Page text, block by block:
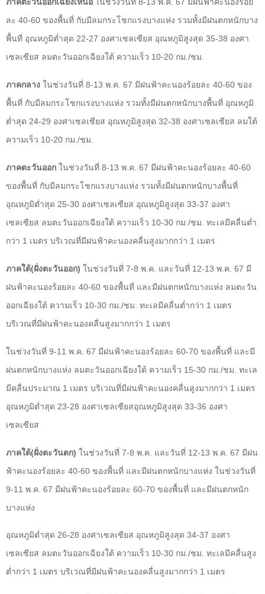
ภาคตะวันออกเฉียงเหนือ ในช่วงวันที่ 8-13 พ.ค. 67 มีฝนฟ้าคะนองร้อย
ละ 40-60 ของพื้นที่ กับมีลมกระโชกแรงบางแห่ง รวมทั้งมีฝนตกหนักบาง
พื้นที่ อุณหภูมิต่ำสุด 22-27 องศาเซลเซียส อุณหภูมิสูงสุด 35-38 องศา
เซลเซียส ลมตะวันออกเฉียงใต้ ความเร็ว 10-20 กม./ชม.
ภาคกลาง ในช่วงวันที่ 8-13 พ.ค. 67 มีฝนฟ้าคะนองร้อยละ 40-60 ของ
พื้นที่ กับมีลมกระโชกแรงบางแห่ง รวมทั้งมีฝนตกหนักบางพื้นที่ อุณหภูมิ
ต่ำสุด 24-29 องศาเซลเซียส อุณหภูมิสูงสุด 32-38 องศาเซลเซียส ลมใต้
ความเร็ว 10-20 กม./ชม.
ภาคตะวันออก ในช่วงวันที่ 8-13 พ.ค. 67 มีฝนฟ้าคะนองร้อยละ 40-60
ของพื้นที่ กับมีลมกระโชกแรงบางแห่ง รวมทั้งมีฝนตกหนักบางพื้นที่
อุณหภูมิต่ำสุด 25-30 องศาเซลเซียส อุณหภูมิสูงสุด 33-37 องศา
เซลเซียส ลมตะวันออกเฉียงใต้ ความเร็ว 10-30 กม./ชม. ทะเลมีคลื่นต่ำ
กว่า 1 เมตร บริเวณที่มีฝนฟ้าคะนองคลื่นสูงมากกว่า 1 เมตร
ภาคใต้(ฝั่งตะวันออก) ในช่วงวันที่ 7-8 พ.ค. และวันที่ 12-13 พ.ค. 67 มี
ฝนฟ้าคะนองร้อยละ 40-60 ของพื้นที่ และมีฝนตกหนักบางแห่ง ลมตะวัน
ออกเฉียงใต้ ความเร็ว 10-30 กม./ชม. ทะเลมีคลื่นต่ำกว่า 1 เมตร
บริเวณที่มีฝนฟ้าคะนองคลื่นสูงมากกว่า 1 เมตร
ในช่วงวันที่ 9-11 พ.ค. 67 มีฝนฟ้าคะนองร้อยละ 60-70 ของพื้นที่ และมี
ฝนตกหนักบางแห่ง ลมตะวันออกเฉียงใต้ ความเร็ว 15-30 กม./ชม. ทะเล
มีคลื่นประมาณ 1 เมตร บริเวณที่มีฝนฟ้าคะนองคลื่นสูงมากกว่า 1 เมตร
อุณหภูมิต่ำสุด 23-28 องศาเซลเซียสอุณหภูมิสูงสุด 33-36 องศา
เซลเซียส
ภาคใต้(ฝั่งตะวันตก) ในช่วงวันที่ 7-8 พ.ค. และวันที่ 12-13 พ.ค. 67 มีฝน
ฟ้าคะนองร้อยละ 40-60 ของพื้นที่ และมีฝนตกหนักบางแห่ง ในช่วงวันที่
9-11 พ.ค. 67 มีฝนฟ้าคะนองร้อยละ 60-70 ของพื้นที่ และมีฝนตกหนัก
บางแห่ง
อุณหภูมิต่ำสุด 26-28 องศาเซลเซียส อุณหภูมิสูงสุด 34-37 องศา
เซลเซียส ลมตะวันออกเฉียงใต้ ความเร็ว 10-30 กม./ชม. ทะเลมีคลื่นสูง
ต่ำกว่า 1 เมตร บริเวณที่มีฝนฟ้าคะนองคลื่นสูงมากกว่า 1 เมตร